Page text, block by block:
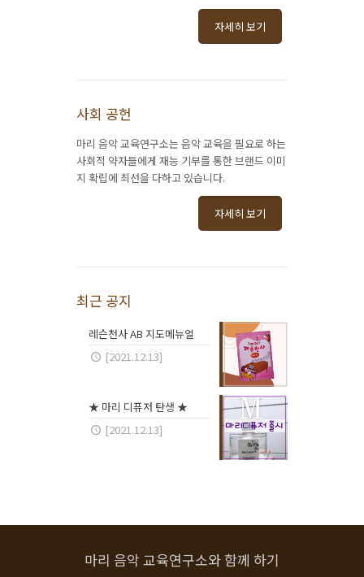
자세히 보기
사회 공헌
마리 음악 교육연구소는 음악 교육을 필요로 하는
사회적 약자들에게 재능 기부를 통한 브랜드 이미
지 확립에 최선을 다하고 있습니다.
자세히 보기
최근 공지
레슨천사 AB 지도메뉴얼
[2021.12.13]
★ 마리 디퓨저 탄생 ★
[2021.12.13]
마리 음악 교육연구소와 함께 하기